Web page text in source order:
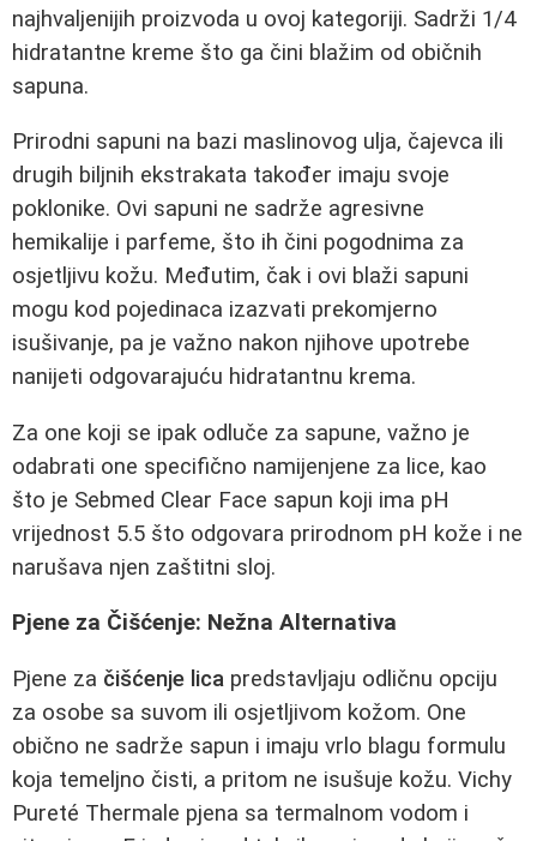
najhvaljenijih proizvoda u ovoj kategoriji. Sadrži 1/4
hidratantne kreme što ga čini blažim od običnih
sapuna.
Prirodni sapuni na bazi maslinovog ulja, čajevca ili
drugih biljnih ekstrakata također imaju svoje
poklonike. Ovi sapuni ne sadrže agresivne
hemikalije i parfeme, što ih čini pogodnima za
osjetljivu kožu. Međutim, čak i ovi blaži sapuni
mogu kod pojedinaca izazvati prekomjerno
isušivanje, pa je važno nakon njihove upotrebe
nanijeti odgovarajuću hidratantnu krema.
Za one koji se ipak odluče za sapune, važno je
odabrati one specifično namijenjene za lice, kao
što je Sebmed Clear Face sapun koji ima pH
vrijednost 5.5 što odgovara prirodnom pH kože i ne
narušava njen zaštitni sloj.
Pjene za Čišćenje: Nežna Alternativa
Pjene za čišćenje lica predstavljaju odličnu opciju
za osobe sa suvom ili osjetljivom kožom. One
obično ne sadrže sapun i imaju vrlo blagu formulu
koja temeljno čisti, a pritom ne isušuje kožu. Vichy
Pureté Thermale pjena sa termalnom vodom i